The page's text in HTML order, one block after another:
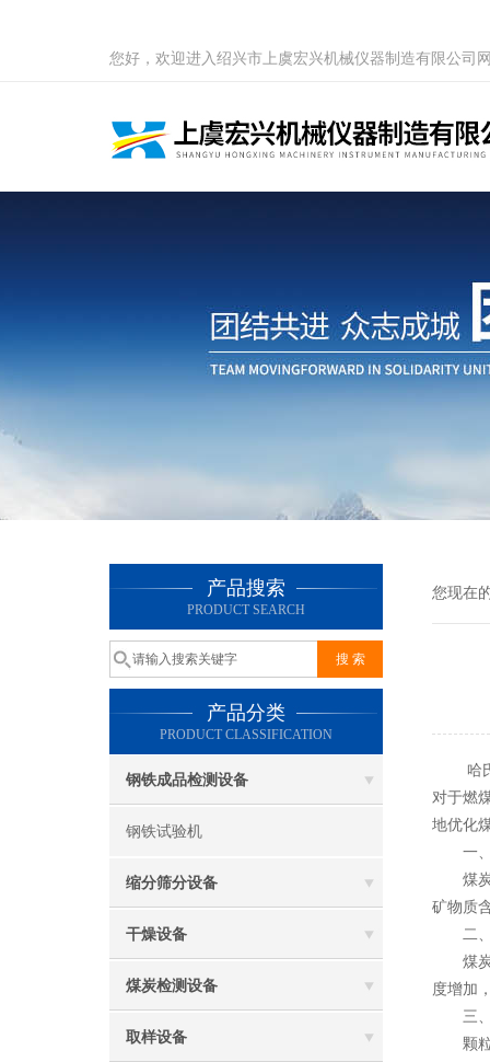
您好，欢迎进入绍兴市上虞宏兴机械仪器制造有限公司
产品搜索
PRODUCT SEARCH
产品分类
PRODUCT CLASSIFICATION
钢铁成品检测设备
钢铁试验机
缩分筛分设备
干燥设备
煤炭检测设备
取样设备
您现在
哈氏
对于燃
地优化
一、
煤炭
矿物质
二、
煤炭
度增加
三、
颗粒